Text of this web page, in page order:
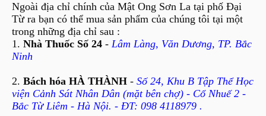
Ngoài địa chỉ chính của Mật Ong Sơn La tại phố Đại
Từ ra bạn có thể mua sản phẩm của chúng tôi tại một
trong những địa chỉ sau :
1. Nhà Thuốc Số 24 - Lâm Làng, Văn Dương, TP. Bắc
Ninh
2. Bách hóa HÀ THÀNH - Số 24, Khu B Tập Thể Học
viện Cảnh Sát Nhân Dân (mặt bên chợ) - Cổ Nhuế 2 -
Bắc Từ Liêm - Hà Nội. - ĐT: 098 4118979 .